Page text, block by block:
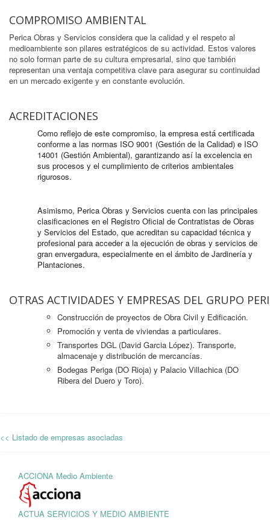
COMPROMISO AMBIENTAL
Perica Obras y Servicios considera que la calidad y el respeto al
medioambiente son pilares estratégicos de su actividad. Estos valores
no solo forman parte de su cultura empresarial, sino que también
representan una ventaja competitiva clave para asegurar su continuidad
en un mercado exigente y en constante evolución.
ACREDITACIONES
Como reflejo de este compromiso, la empresa está certificada
conforme a las normas ISO 9001 (Gestión de la Calidad) e ISO
14001 (Gestión Ambiental), garantizando así la excelencia en
sus procesos y el cumplimiento de criterios ambientales
rigurosos.
Asimismo, Perica Obras y Servicios cuenta con las principales
clasificaciones en el Registro Oficial de Contratistas de Obras
y Servicios del Estado, que acreditan su capacidad técnica y
profesional para acceder a la ejecución de obras y servicios de
gran envergadura, especialmente en el ámbito de Jardinería y
Plantaciones.
OTRAS ACTIVIDADES Y EMPRESAS DEL GRUPO
Construcción de proyectos de Obra Civil y Edificación.
Promoción y venta de viviendas a particulares.
Transportes DGL (David Garcia López). Transporte,
almacenaje y distribución de mercancías.
Bodegas Periga (DO Rioja) y Palacio Villachica (DO
Ribera del Duero y Toro).
<< Listado de empresas asociadas
ACCIONA Medio Ambiente
ACTUA SERVICIOS Y MEDIO AMBIENTE